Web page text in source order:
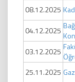
08.12.2025
04.12.2025
03.12.2025
25.11.2025